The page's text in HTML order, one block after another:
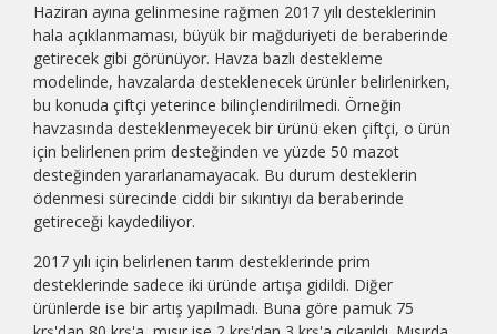
Haziran ayına gelinmesine rağmen 2017 yılı desteklerinin
hala açıklanmaması, büyük bir mağduriyeti de beraberinde
getirecek gibi görünüyor. Havza bazlı destekleme
modelinde, havzalarda desteklenecek ürünler belirlenirken,
bu konuda çiftçi yeterince bilinçlendirilmedi. Örneğin
havzasında desteklenmeyecek bir ürünü eken çiftçi, o ürün
için belirlenen prim desteğinden ve yüzde 50 mazot
desteğinden yararlanamayacak. Bu durum desteklerin
ödenmesi sürecinde ciddi bir sıkıntıyı da beraberinde
getireceği kaydediliyor.
2017 yılı için belirlenen tarım desteklerinde prim
desteklerinde sadece iki üründe artışa gidildi. Diğer
ürünlerde ise bir artış yapılmadı. Buna göre pamuk 75